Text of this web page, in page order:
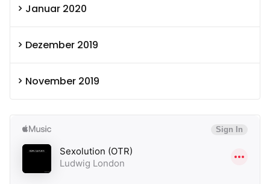
Januar 2020
Dezember 2019
November 2019